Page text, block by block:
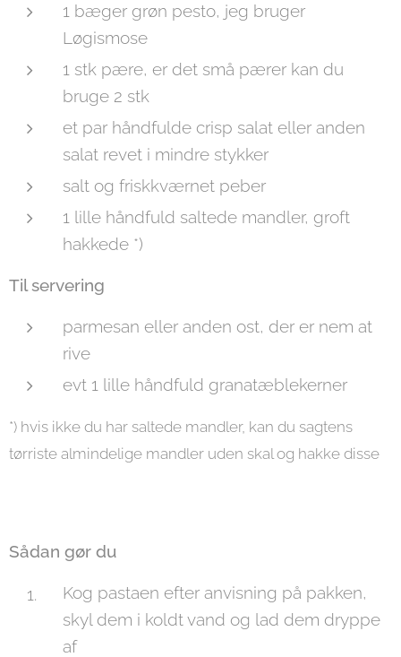
1 bæger grøn pesto, jeg bruger
Løgismose
1 stk pære, er det små pærer kan du
bruge 2 stk
et par håndfulde crisp salat eller anden
salat revet i mindre stykker
salt og friskkværnet peber
1 lille håndfuld saltede mandler, groft
hakkede *)
Til servering
parmesan eller anden ost, der er nem at
rive
evt 1 lille håndfuld granatæblekerner
*) hvis ikke du har saltede mandler, kan du sagtens
tørriste almindelige mandler uden skal og hakke disse
Sådan gør du
Kog pastaen efter anvisning på pakken,
skyl dem i koldt vand og lad dem dryppe
af